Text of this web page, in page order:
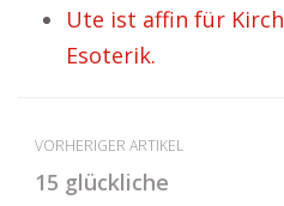
Ute ist affin für
Esoterik.
VORHERIGER ARTIKEL
15 glückliche